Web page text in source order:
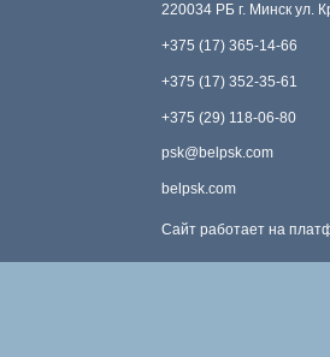
220034 РБ г. Минск ул.
+375 (17) 365-14-66
+375 (17) 352-35-61
+375 (29) 118-06-80
psk@belpsk.com
belpsk.com
Сайт работает на